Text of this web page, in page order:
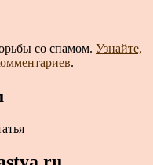
со спамом. Узнайте,
.